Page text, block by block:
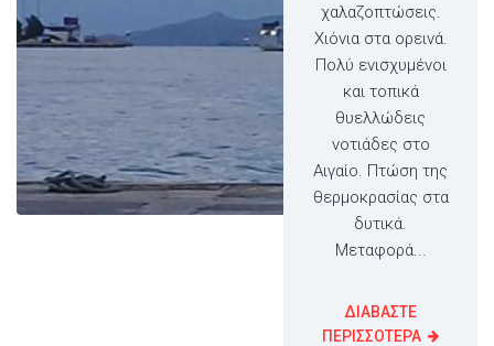
χαλαζοπτώσεις.
Χιόνια στα ορεινά.
Πολύ ενισχυμένοι
και τοπικά
θυελλώδεις
νοτιάδες στο
Αιγαίο. Πτώση της
θερμοκρασίας στα
δυτικά.
Μεταφορά...
ΔΙΑΒΑΣΤΕ
ΠΕΡΙΣΣΟΤΕΡΑ